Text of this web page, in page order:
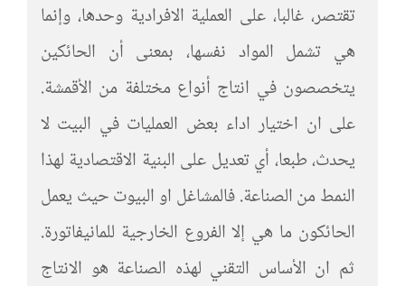
تقتصر، غالبا، على العملية الافرادية وحدها، وإنما
هي تشمل المواد نفسها، بمعنى أن الحائكين
يتخصصون في انتاج أنواع مختلفة من الأقمشة.
على ان اختيار اداء بعض العمليات في البيت لا
يحدث، طبعا، أي تعديل على البنية الاقتصادية لهذا
النمط من الصناعة. فالمشاغل او البيوت حيث يعمل
الحائكون ما هي إلا الفروع الخارجية للمانيفاتورة.
ثم ان الأساس التقني لهذه الصناعة هو الانتاج